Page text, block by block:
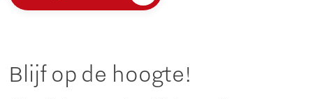
Blijf op de hoogte!